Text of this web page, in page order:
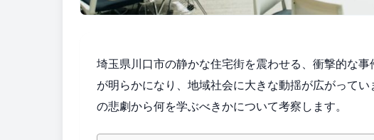
埼玉県川口市の静かな住宅街を震わせる、衝撃的な
が明らかになり、地域社会に大きな動揺が広がって
の悲劇から何を学ぶべきかについて考察します。